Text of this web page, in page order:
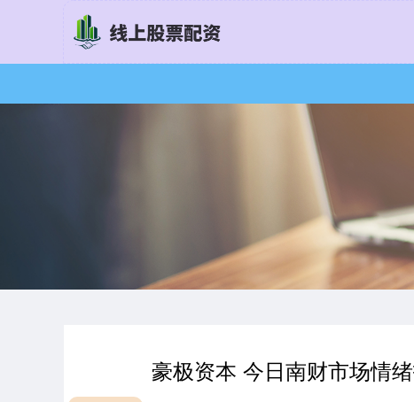
豪极资本 今日南财市场情